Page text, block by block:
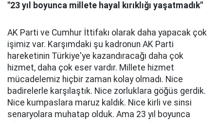
"23 yıl boyunca millete hayal kırıklığı yaşatmadık"
AK Parti ve Cumhur İttifakı olarak daha yapacak çok
işimiz var. Karşımdaki şu kadronun AK Parti
hareketinin Türkiye'ye kazandıracağı daha çok
hizmet, daha çok eser vardır. Millete hizmet
mücadelemiz hiçbir zaman kolay olmadı. Nice
badirelerle karşılaştık. Nice zorluklara göğüs gerdik.
Nice kumpaslara maruz kaldık. Nice kirli ve sinsi
senaryolara muhatap olduk. Ama 23 yıl boyunca